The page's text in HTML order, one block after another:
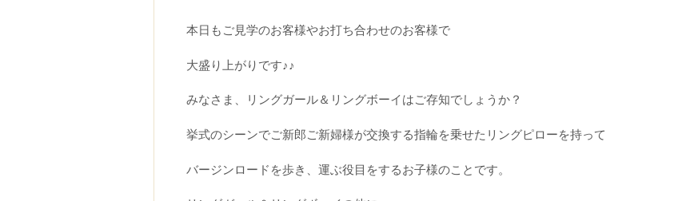
本日もご見学のお客様やお打ち合わせのお客様で
大盛り上がりです♪♪
みなさま、リングガール＆リングボーイはご存知でしょうか？
挙式のシーンでご新郎ご新婦様が交換する指輪を乗せたリングピローを持って
バージンロードを歩き、運ぶ役目をするお子様のことです。